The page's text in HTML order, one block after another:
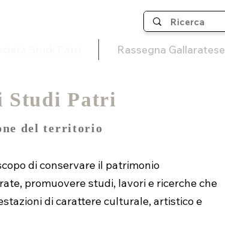
Rassegna Gallaratese
Studi Patri
del territorio
di conservare il patrimonio
promuovere studi, lavori e ricerche che
di carattere culturale, artistico e